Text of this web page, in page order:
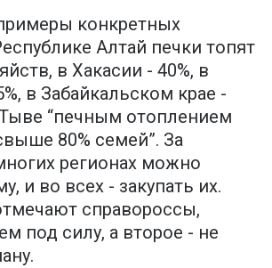
конкретных
Алтай печки топят
в Хакасии - 40%, в
в Забайкальском крае -
Тыве “печным отоплением
80% семей”. За
регионах можно
и во всех - закупать их.
справороссы,
под силу, а второе - не